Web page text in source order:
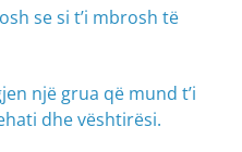
se si t’i mbrosh të
një grua që mund t’i
dhe vështirësi.